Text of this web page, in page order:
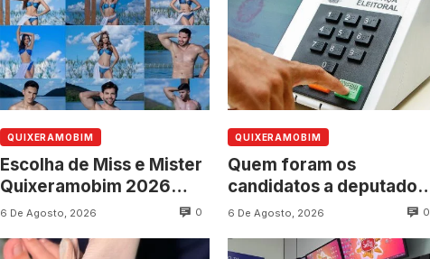
QUIXERAMOBIM
Escolha de Miss e Mister
Quixeramobim 2026
acontece neste sábado,
237 anos do município
6 De Agosto, 2026 0
QUIXERAMOBIM
Quem foram os
candidatos a deputado
federal mais votados em
eleições de 2022?
6 De Agosto, 2026 0